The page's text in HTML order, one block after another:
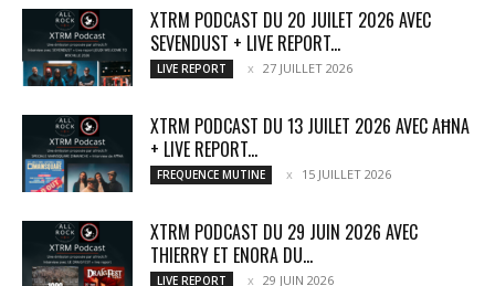
XTRM PODCAST DU 20 JUILET 2026 AVEC
SEVENDUST + LIVE REPORT...
LIVE REPORT 27 JUILLET 2026
XTRM PODCAST DU 13 JUILET 2026 AVEC AĦNA
+ LIVE REPORT...
FREQUENCE MUTINE 15 JUILLET 2026
XTRM PODCAST DU 29 JUIN 2026 AVEC
THIERRY ET ENORA DU...
LIVE REPORT 29 JUIN 2026